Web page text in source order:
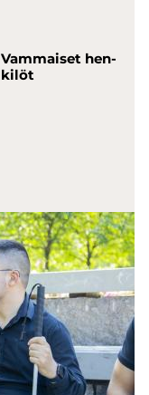
Vam­mai­set hen­
ki­löt